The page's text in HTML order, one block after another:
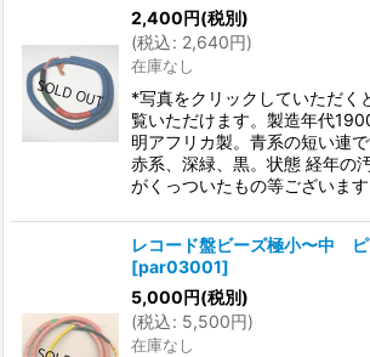
2,400円(税別)
(税込: 2,640円)
在庫なし
*写真をクリックしていただく
覧いただけます。製造年代
明アフリカ製。青系の短い連で
赤系、深緑、黒。状態 経年の
がくっついたもの等ございま
レコード盤ビーズ極小〜中
[par03001]
5,000円(税別)
(税込: 5,500円)
在庫なし